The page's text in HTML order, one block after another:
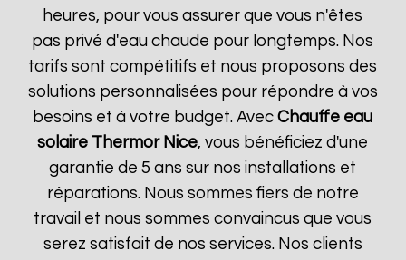
heures, pour vous assurer que vous n'êtes
pas privé d'eau chaude pour longtemps. Nos
tarifs sont compétitifs et nous proposons des
solutions personnalisées pour répondre à vos
besoins et à votre budget. AvecChauffe eau
solaire Thermor Nice, vous bénéficiez d'une
garantie de 5 ans sur nos installations et
réparations. Nous sommes fiers de notre
travail et nous sommes convaincus que vous
serez satisfait de nos services. Nos clients